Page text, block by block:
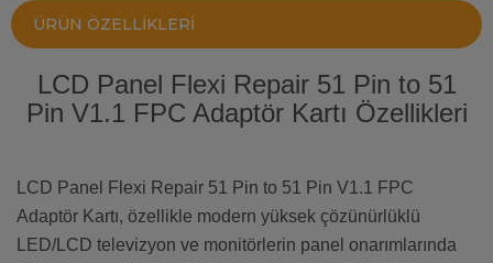
ÜRÜN ÖZELLIKLERI
LCD Panel Flexi Repair 51 Pin to 51
Pin V1.1 FPC Adaptör Kartı Özellikleri
LCD Panel Flexi Repair 51 Pin to 51 Pin V1.1 FPC
Adaptör Kartı, özellikle modern yüksek çözünürlüklü
LED/LCD televizyon ve monitörlerin panel onarımlarında